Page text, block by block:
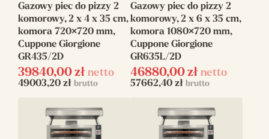
Gazowy piec do pizzy 2
komorowy, 2 x 4 x 35 cm,
komora 720×720 mm,
Cuppone Giorgione
GR435/2D
39840,00 zł netto
49003,20 zł brutto
Gazowy piec do pizzy 2
komorowy, 2 x 6 x 35 cm,
komora 1080×720 mm,
Cuppone Giorgione
GR635L/2D
46880,00 zł netto
57662,40 zł brutto